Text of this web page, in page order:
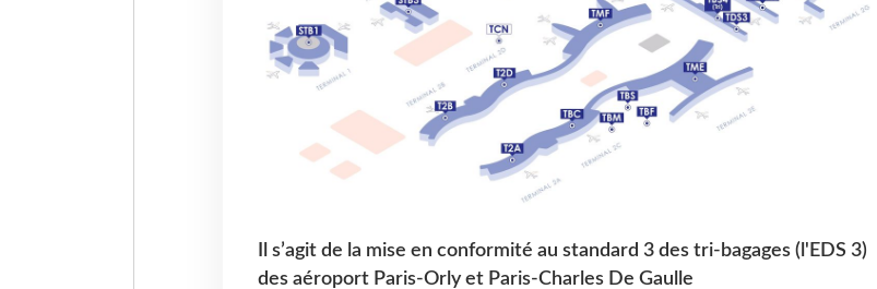
Il s’agit de la mise en conformité au standard 3 des tri-bagages (l'EDS 3)
des aéroport Paris-Orly et Paris-Charles De Gaulle